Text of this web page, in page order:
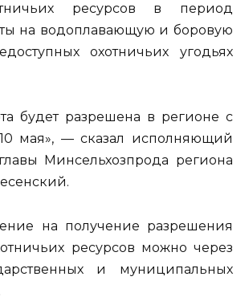
ресурсов в период
на водоплавающую и боровую
охотничьих угодьях
будет разрешена в регионе с
мая», — сказал исполняющий
Минсельхозпрода региона
на получение разрешения
ресурсов можно через
и муниципальных